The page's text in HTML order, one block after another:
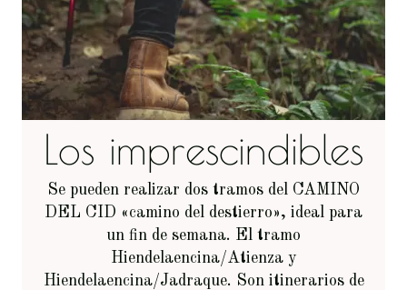
Los imprescindibles
Se pueden realizar dos tramos del CAMINO
DEL CID «camino del destierro», ideal para
un fin de semana. El tramo
Hiendelaencina/Atienza y
Hiendelaencina/Jadraque. Son itinerarios de